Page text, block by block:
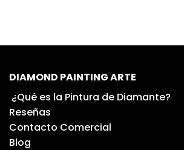
DIAMOND PAINTING ARTE
¿Qué es la Pintura de Diamante?
Reseñas
Contacto Comercial
Blog